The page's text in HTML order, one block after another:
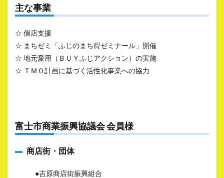
主な事業
☆ 個店支援
☆ まちゼミ「ふじのまち得ゼミナール」開催
☆ 地元愛用（ＢＵＹふじアクション）の実施
☆ ＴＭＯ計画に基づく活性化事業への協力
富士市商業振興協議会 会員様
商店街・団体
●吉原商店街振興組合